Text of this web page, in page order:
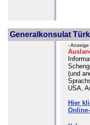
Generalkonsulat
- Anzeige
(und
USA,
Hier